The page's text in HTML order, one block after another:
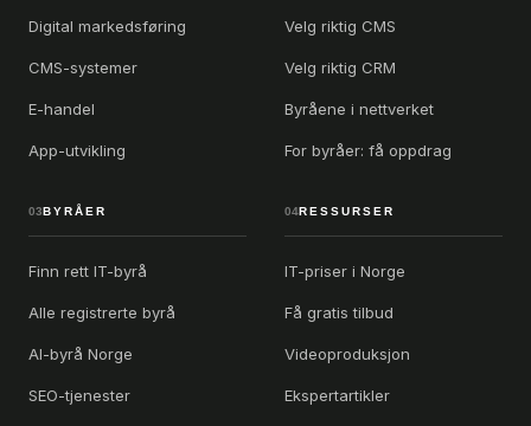
Digital markedsføring
CMS-systemer
E-handel
App-utvikling
Velg riktig CMS
Velg riktig CRM
Byråene i nettverket
For byråer: få oppdrag
03 BYRÅER
Finn rett IT-byrå
Alle registrerte byrå
AI-byrå Norge
SEO-tjenester
04RESSURSER
IT-priser i Norge
Få gratis tilbud
Videoproduksjon
Ekspertartikler